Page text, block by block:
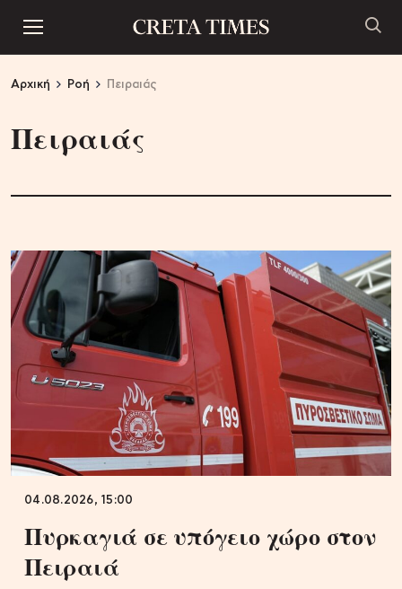
Αρχική Ροή Πειραιάς
Πειραιάς
04.08.2026, 15:00
Πυρκαγιά σε υπόγειο χώρο στον
Πειραιά